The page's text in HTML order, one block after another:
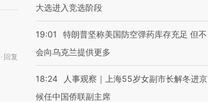
· 回复
大选进入竞选阶段
19:01
特朗普坚称美国防空弹药库存充足 但不
会向乌克兰提供更多
18:24
人事观察｜上海55岁女副市长解冬进京
候任中国侨联副主席